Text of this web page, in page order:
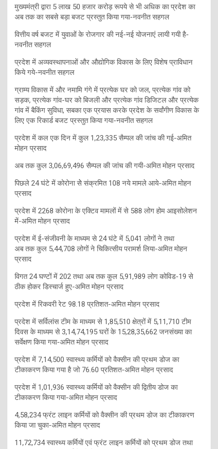
मुख्यमंत्री द्वारा 5 लाख 50 हजार करोड़ रूपये से भी अधिक का प्रदेश का
अब तक का सबसे बड़ा बजट प्रस्तुत किया गया-नवनीत सहगल
वित्तीय वर्ष बजट में युवाओं के रोजगार की नई-नई योजनाएं लायी गयी है-
नवनीत सहगल
प्रदेश में अव्यवस्थापनाओं और औद्योगिक विकास के लिए विशेष प्राविधान
किये गये-नवनीत सहगल
ग्राम्य विकास में और नमामि गंगे में प्रत्येक घर को जल, प्रत्येक गांव को
सड़क, प्रत्येक गांव-घर को बिजली और प्रत्येक गांव डिजिटल और प्रत्येक
गांव में बैकिंग सुविधा, सबका एक प्रयास करके प्रदेश के सर्वांगीण विकास के
लिए एक रिकार्ड बजट प्रस्तुत किया गया-नवनीत सहगल
प्रदेश में कल एक दिन में कुल 1,23,335 सैम्पल की जांच की गई-अमित
मोहन प्रसाद
अब तक कुल 3,06,69,496 सैम्पल की जांच की गयी-अमित मोहन प्रसाद
पिछले 24 घंटे में कोरोना सेे संक्रमित 108 नये मामले आये-अमित मोहन
प्रसाद
प्रदेश में 2268 कोरोना के एक्टिव मामलों में से 588 लोग होम आइसोलेशन
में-अमित मोहन प्रसाद
प्रदेश में ई-संजीवनी के माध्यम से 24 घंटे में 5,041 लोगों ने तथा
अब तक कुल 5,44,708 लोगों ने चिकित्सीय परामर्श लिया-अमित मोहन
प्रसाद
विगत 24 घण्टों में 202 तथा अब तक कुल 5,91,989 लोग कोविड-19 से
ठीक होकर डिस्चार्ज हुए-अमित मोहन प्रसाद
प्रदेश में रिकवरी रेट 98.18 प्रतिशत-अमित मोहन प्रसाद
प्रदेश में सर्विलांस टीम के माध्यम से 1,85,510 क्षेत्रों में 5,11,710 टीम
दिवस के माध्यम से 3,14,74,195 घरों के 15,28,35,662 जनसंख्या का
सर्वेक्षण किया गया-अमित मोहन प्रसाद
प्रदेश में 7,14,500 स्वास्थ्य कर्मियों को वैक्सीन की प्रथम डोज का
टीकाकरण किया गया है जो 76.60 प्रतिशत-अमित मोहन प्रसाद
प्रदेश में 1,01,936 स्वास्थ्य कर्मियों को वैक्सीन की द्वितीय डोज का
टीकाकरण किया गया-अमित मोहन प्रसाद
4,58,234 फ्रंट लाइन कर्मियों को वैक्सीन की प्रथम डोज का टीकाकरण
किया जा चुका-अमित मोहन प्रसाद
11,72,734 स्वास्थ्य कर्मियों एवं फ्रंट लाइन कर्मियों को प्रथम डोज तथा